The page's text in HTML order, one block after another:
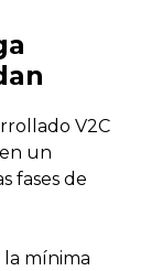
V2C
un
fases de
mínima